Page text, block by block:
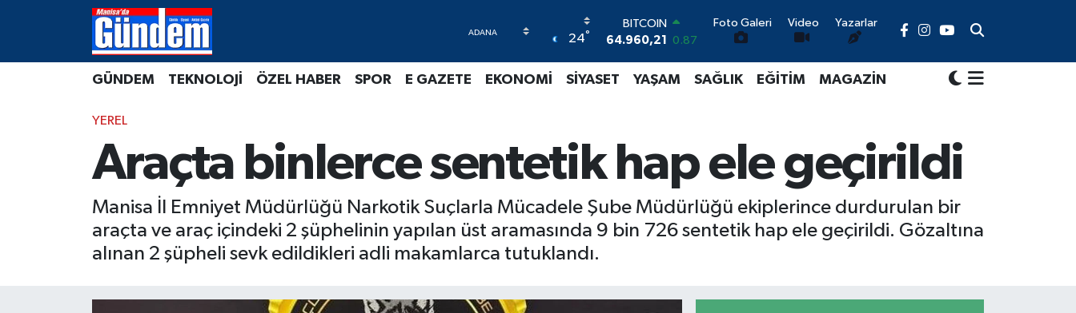
24°
BITCOIN
64.960,21 0.87
47,7436
0.18
EURO
GRAM ALTIN
6660.55
0.03
13.779
-14
Foto Galeri Video Yazarlar
GÜNDEM TEKNOLOJİ ÖZEL HABER SPOR E GAZETE EKONOMİ SİYASET YAŞAM SAĞLIK EĞİTİM MAGAZİN
YEREL
Araçta binlerce sentetik hap ele geçirildi
Manisa İl Emniyet Müdürlüğü Narkotik Suçlarla Mücadele Şube Müdürlüğü ekiplerince durdurulan bir
araçta ve araç içindeki 2 şüphelinin yapılan üst aramasında 9 bin 726 sentetik hap ele geçirildi. Gözaltına
alınan 2 şüpheli sevk edildikleri adli makamlarca tutuklandı.
Manisa Hava Durumu
Süper Lig Puan Durumu ve Fikstür
Tüm Manşetler
Son Dakika Haberleri
Haber Arşivi